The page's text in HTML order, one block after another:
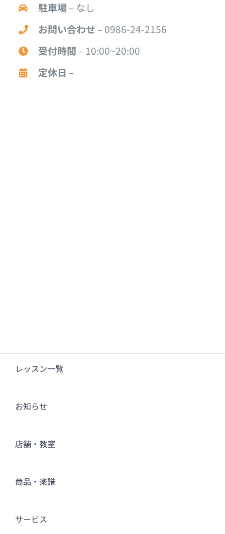
駐車場– なし
お問い合わせ – 0986-24-2156
受付時間 – 10:00~20:00
定休日 –
レッスン一覧
お知らせ
店舗・教室
商品・楽譜
サービス